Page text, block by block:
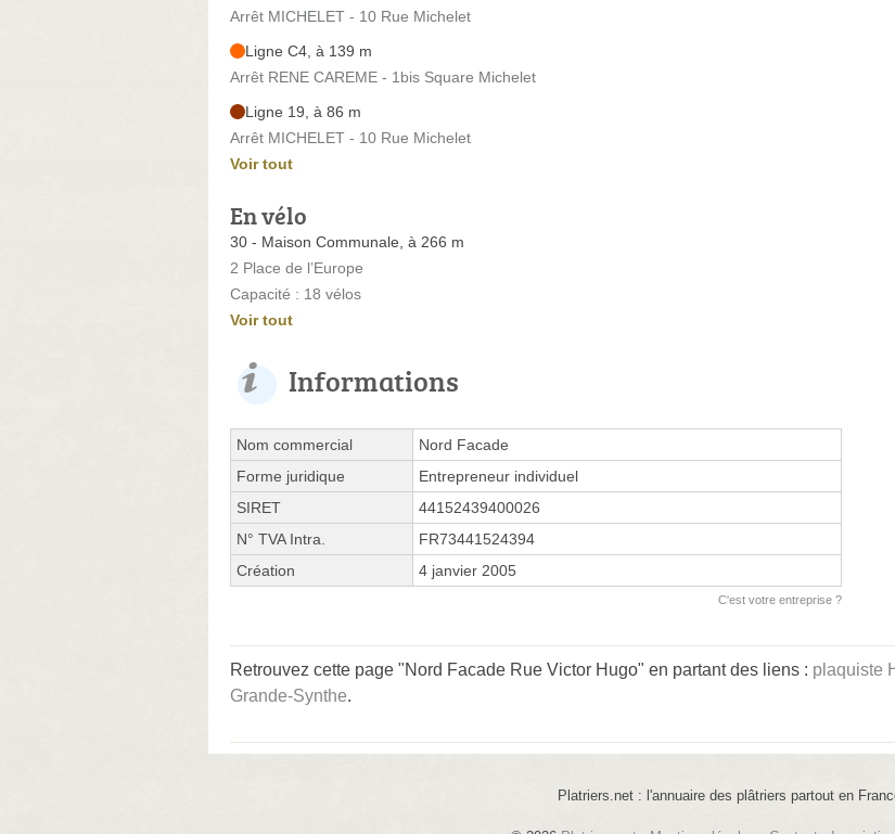
Arrêt MICHELET - 10 Rue Michelet
Ligne C4, à 139 m
Arrêt RENE CAREME - 1bis Square Michelet
Ligne 19, à 86 m
Arrêt MICHELET - 10 Rue Michelet
Voir tout
En vélo
30 - Maison Communale, à 266 m
2 Place de l’Europe
Capacité : 18 vélos
Voir tout
Informations
Nom commercial
Nord Facade
Forme juridique
Entrepreneur individuel
SIRET
44152439400026
N° TVA Intra.
FR73441524394
Création
4 janvier 2005
C'est votre entreprise ?
Retrouvez cette page "Nord Facade Rue Victor Hugo" en partant des liens : plaquiste
Grande-Synthe.
Platriers.net : l'annuaire des plâtriers partout en